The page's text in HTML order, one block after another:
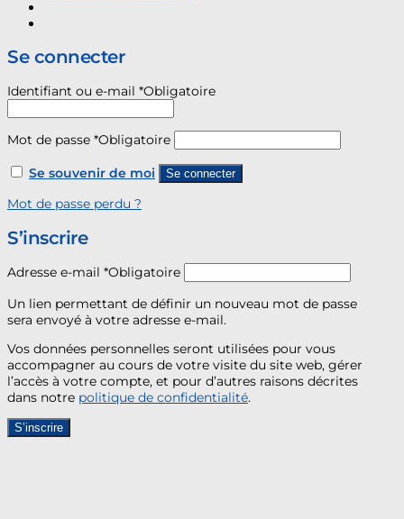
Se connecter
Identifiant ou e-mail *Obligatoire
Mot de passe *Obligatoire
Se souvenir de moi Se connecter
Mot de passe perdu ?
S’inscrire
Adresse e-mail *Obligatoire
Un lien permettant de définir un nouveau mot de passe
sera envoyé à votre adresse e-mail.
Vos données personnelles seront utilisées pour vous
accompagner au cours de votre visite du site web, gérer
l’accès à votre compte, et pour d’autres raisons décrites
dans notre politique de confidentialité.
S’inscrire